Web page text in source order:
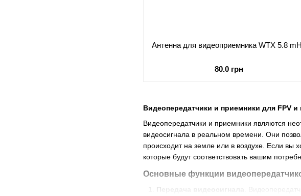
Видеопередатчики и приемники для FPV
Видеопередатчики и приемники являются
видеосигнала в реальном времени. Они
происходит на земле или в воздухе. Если вы
которые будут соответствовать вашим
Основные функции
Передача видеосигнала
.
Антенна для видеоприемника WTX 5.8
80.0 грн